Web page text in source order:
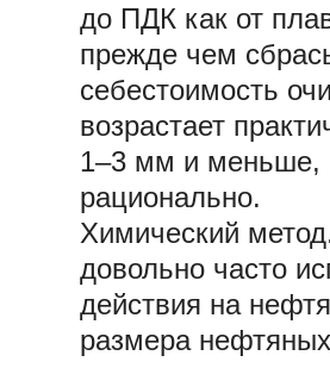
до ПДК как от
прежде чем
себестоимость
возрастает
1–3 мм и меньше,
рационально.
Химический
довольно часто
действия на
размера нефтяных